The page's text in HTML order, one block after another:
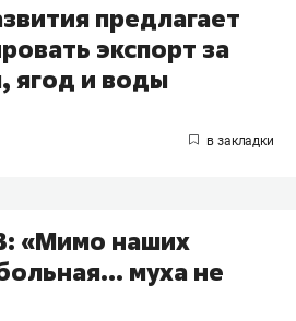
предлагает
экспорт за
ягод и воды
«Мимо наших
муха не